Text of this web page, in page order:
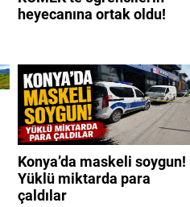
heyecanına ortak oldu!
Konya’da maskeli soygun!
Yüklü miktarda para
çaldılar